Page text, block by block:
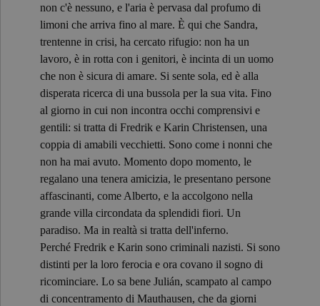
non c'è nessuno, e l'aria è pervasa dal profumo di
limoni che arriva fino al mare. È qui che Sandra,
trentenne in crisi, ha cercato rifugio: non ha un
lavoro, è in rotta con i genitori, è incinta di un uomo
che non è sicura di amare. Si sente sola, ed è alla
disperata ricerca di una bussola per la sua vita. Fino
al giorno in cui non incontra occhi comprensivi e
gentili: si tratta di Fredrik e Karin Christensen, una
coppia di amabili vecchietti. Sono come i nonni che
non ha mai avuto. Momento dopo momento, le
regalano una tenera amicizia, le presentano persone
affascinanti, come Alberto, e la accolgono nella
grande villa circondata da splendidi fiori. Un
paradiso. Ma in realtà si tratta dell'inferno.
Perché Fredrik e Karin sono criminali nazisti. Si sono
distinti per la loro ferocia e ora covano il sogno di
ricominciare. Lo sa bene Julián, scampato al campo
di concentramento di Mauthausen, che da giorni